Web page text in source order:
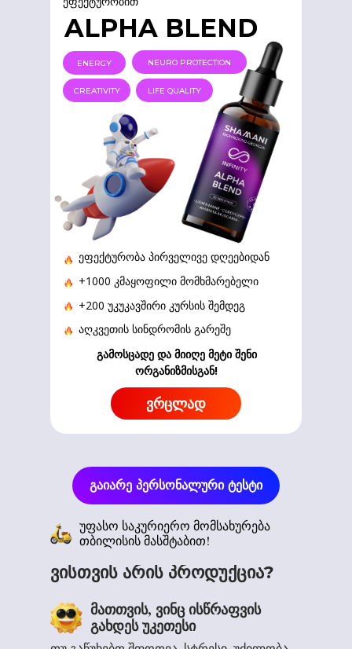
ENERGY
CREATIVITY
NEURO PROTECTION
LIFE QUALITY
ALPHA BLEND
ვრცლად
ეფექტურობა პირველივე დღეებიდან
+1000 კმაყოფილი მომხმარებელი
+200 უკუკავშირი კურსის შემდეგ
აღკვეთის სინდრომის გარეშე
გამოსცადე და მიიღე მეტი შენი
ორგანიზმისგან!
არა იმიტომ რომ აქციაა, რადგან შენ უკვე აქამდე
ეს არის საუკეთესო მომენტი!
გაიარე პერსონალური ტესტი
უფასო საკურიერო მომსახურება
თბილისის მასშტაბით!
სერვისის გაუმჯობესების მიზნით,
პარასკევს და შაბათს საწყობი და
არ იმუშავებს.
ვწუხვართ შექმნილი დისკომფორტის
ვისთვის არის პროდუქცია?
მათთვის, ვინც ისწრაფვის
გახდეს უკეთესი